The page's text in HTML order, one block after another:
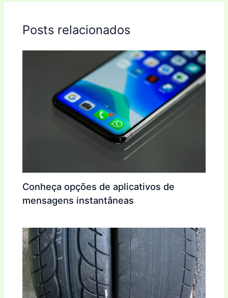
Posts relacionados
Conheça opções de aplicativos de
mensagens instantâneas